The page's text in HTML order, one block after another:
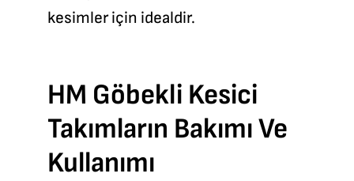
kesimler için idealdir.
HM Göbekli Kesici
Takımların Bakımı Ve
Kullanımı